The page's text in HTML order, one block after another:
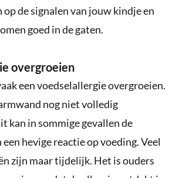
de signalen van jouw kindje en
goed in de gaten.
overgroeien
een voedselallergie overgroeien.
nog niet volledig
kan in sommige gevallen de
hevige reactie op voeding. Veel
zijn maar tijdelijk. Het is ouders